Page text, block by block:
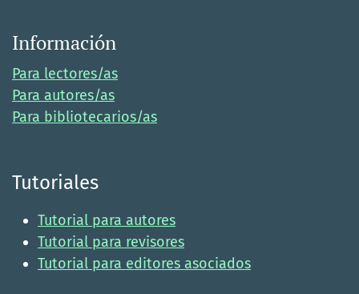
Información
Para lectores/as
Para autores/as
Para bibliotecarios/as
Tutoriales
Tutorial para autores
Tutorial para revisores
Tutorial para editores asociados